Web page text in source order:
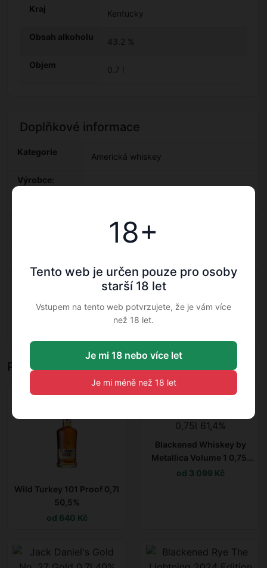
18+
Tento web je určen pouze pro osoby
starší 18 let
Vstupem na tento web potvrzujete, že je vám více
než 18 let.
Je mi 18 nebo více let
Je mi méně než 18 let
Kraj Kentucky
Obsah alkoholu 43.2 %
Objem 0.7 l
Doplňkové informace
Kategorie Americká whiskey
Výrobce:
Kentucky — Americká whiskey
43.2 % — Americká whiskey
Podobné produkty
Wild Turkey 101 Proof 0,7l
50,5%
od 640 Kč
Blackened Whiskey by
Metallica Volume 1 0,75l
61,4%
od 3 099 Kč